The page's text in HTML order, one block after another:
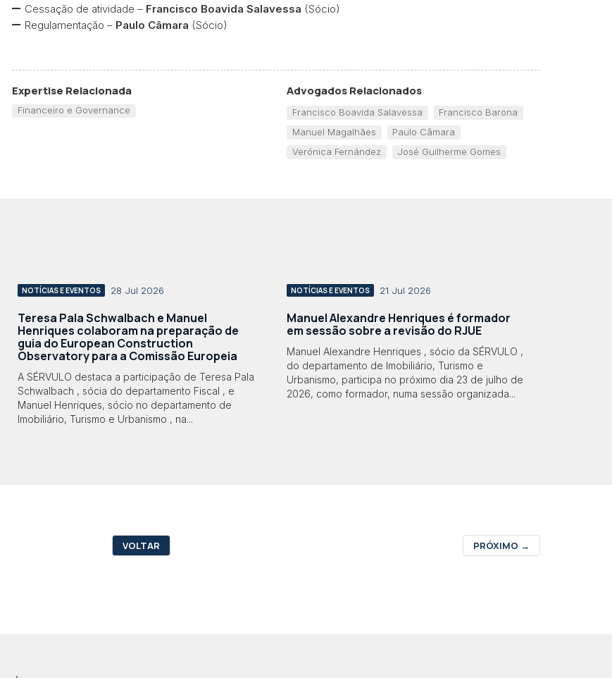
Cessação de atividade – Francisco Boavida Salavessa (Sócio)
Regulamentação – Paulo Câmara (Sócio)
Expertise Relacionada
Financeiro e Governance
Advogados Relacionados
Francisco Boavida Salavessa
Francisco Barona
Manuel Magalhães
Paulo Câmara
Verónica Fernández
José Guilherme Gomes
NOTÍCIAS E EVENTOS 28 Jul 2026
Teresa Pala Schwalbach e Manuel
Henriques colaboram na preparação de
guia do European Construction
Observatory para a Comissão Europeia
A SÉRVULO destaca a participação de Teresa Pala
Schwalbach , sócia do departamento Fiscal , e
Manuel Henriques, sócio no departamento de
Imobiliário, Turismo e Urbanismo , na...
NOTÍCIAS E EVENTOS 21 Jul 2026
Manuel Alexandre Henriques é formador
em sessão sobre a revisão do RJUE
Manuel Alexandre Henriques , sócio da SÉRVULO ,
do departamento de Imobiliário, Turismo e
Urbanismo, participa no próximo dia 23 de julho de
2026, como formador, numa sessão organizada...
VOLTAR PRÓXIMO →